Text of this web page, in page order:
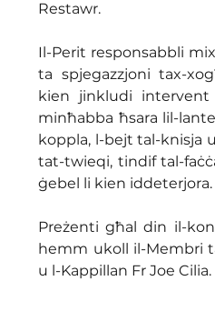
Restawr.
Il-Perit responsabbli
ta spjegazzjoni tax-
kien jinkludi
minħabba ħsara lil-
koppla, l-bejt tal-knisja
tat-twieqi, tindif tal-
ġebel li kien iddeterjora.
Preżenti għal din il-
hemm ukoll il-Membri
u l-Kappillan Fr Joe Cilia.